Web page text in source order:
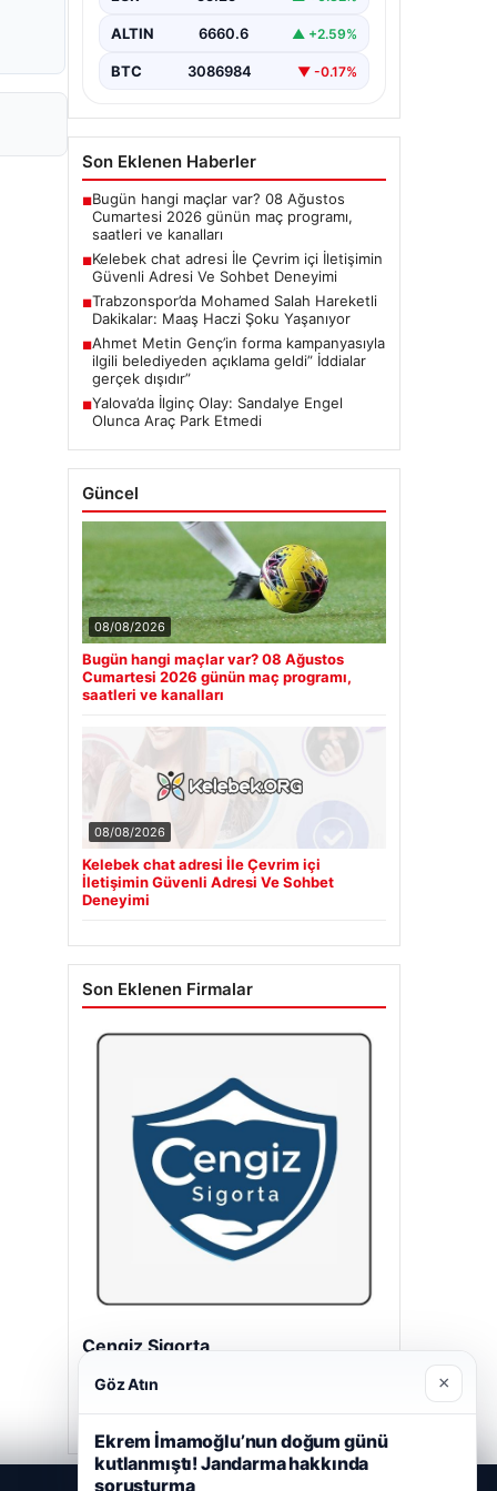
tarzda bağlantı kurması kritik bir
ALTIN 6660.6 ▲ +2.59%
BTC 3086984 ▼ -0.17%
Son Eklenen Haberler
■Bugün hangi maçlar var? 08 Ağustos
Cumartesi 2026 günün maç programı,
saatleri ve kanalları
■Kelebek chat adresi İle Çevrim içi İletişimin
Güvenli Adresi Ve Sohbet Deneyimi
■Trabzonspor’da Mohamed Salah Hareketli
Dakikalar: Maaş Haczi Şoku Yaşanıyor
■Ahmet Metin Genç’in forma kampanyasıyla
ilgili belediyeden açıklama geldi” İddialar
gerçek dışıdır”
■Yalova’da İlginç Olay: Sandalye Engel
Olunca Araç Park Etmedi
Güncel
08/08/2026
Bugün hangi maçlar var? 08 Ağustos
Cumartesi 2026 günün maç programı,
saatleri ve kanalları
08/08/2026
Kelebek chat adresi İle Çevrim içi
İletişimin Güvenli Adresi Ve Sohbet
Deneyimi
Son Eklenen Firmalar
Cengiz Sigorta
Göz Atın ×
Ekrem İmamoğlu’nun doğum günü
kutlanmıştı! Jandarma hakkında
soruşturma